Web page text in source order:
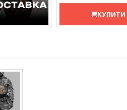
КУПИТИ